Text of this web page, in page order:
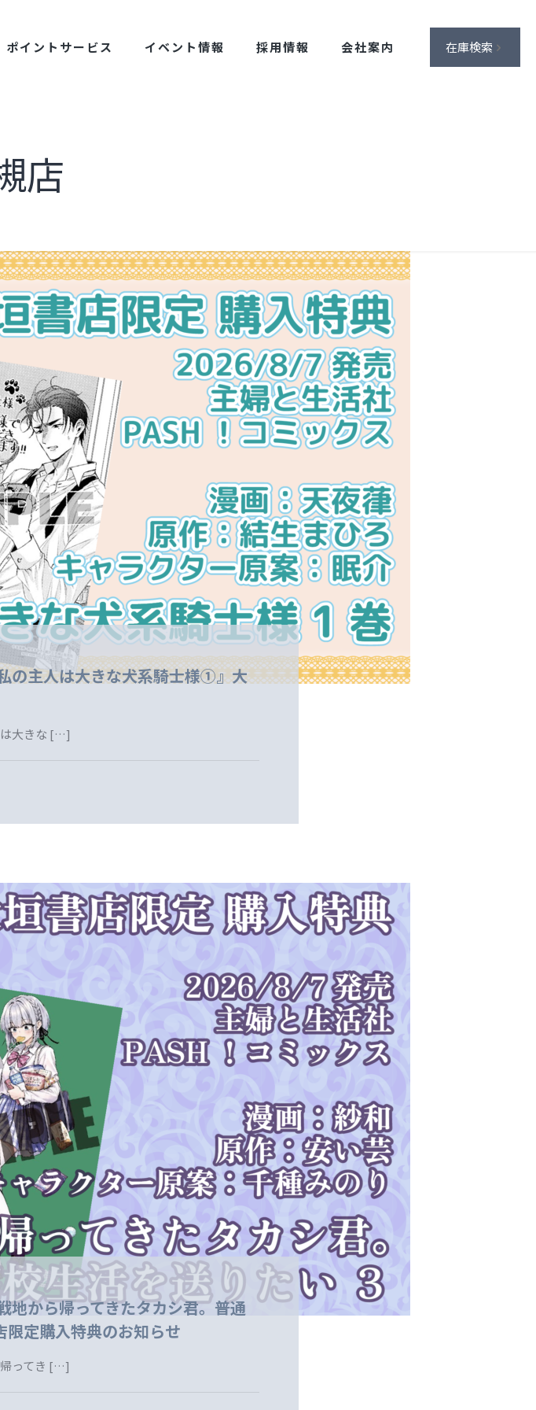
ポイントサービス イベント情報 採用情報 会社案内 在庫検索
店
の主人は大きな犬系騎士様①』大
大きな […]
地から帰ってきたタカシ君。普通
定購入特典のお知らせ
ってき […]